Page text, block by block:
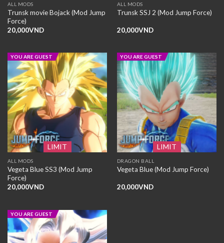
ALL MODS
Trunsk movie Bojack (Mod Jump
Force)
20,000VND
ALL MODS
Trunsk SSJ 2 (Mod Jump Force)
20,000VND
LIMIT
YOU ARE GUEST
ALL MODS
Vegeta Blue SS3 (Mod Jump
Force)
20,000VND
LIMIT
YOU ARE GUEST
DRAGON BALL
Vegeta Blue (Mod Jump Force)
20,000VND
YOU ARE GUEST